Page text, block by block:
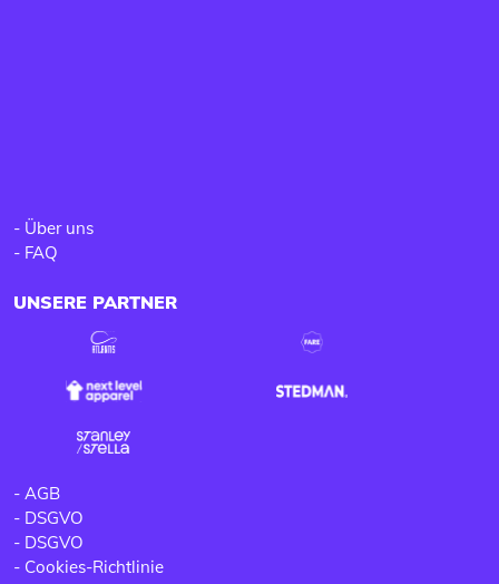
- Über uns
- FAQ
UNSERE PARTNER
- AGB
- DSGVO
- DSGVO
- Cookies-Richtlinie